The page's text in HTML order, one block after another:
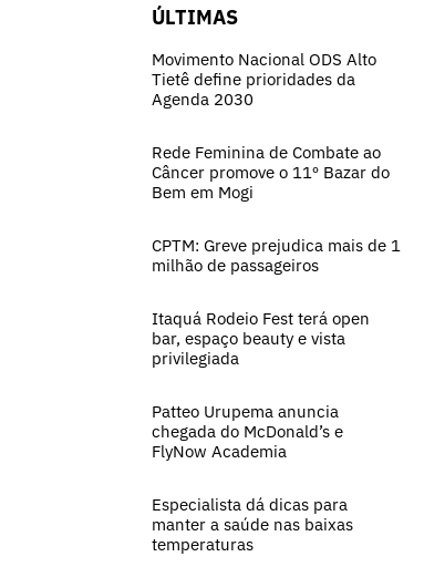
ÚLTIMAS
Movimento Nacional ODS Alto
Tietê define prioridades da
Agenda 2030
Rede Feminina de Combate ao
Câncer promove o 11º Bazar do
Bem em Mogi
CPTM: Greve prejudica mais de 1
milhão de passageiros
Itaquá Rodeio Fest terá open
bar, espaço beauty e vista
privilegiada
Patteo Urupema anuncia
chegada do McDonald’s e
FlyNow Academia
Especialista dá dicas para
manter a saúde nas baixas
temperaturas